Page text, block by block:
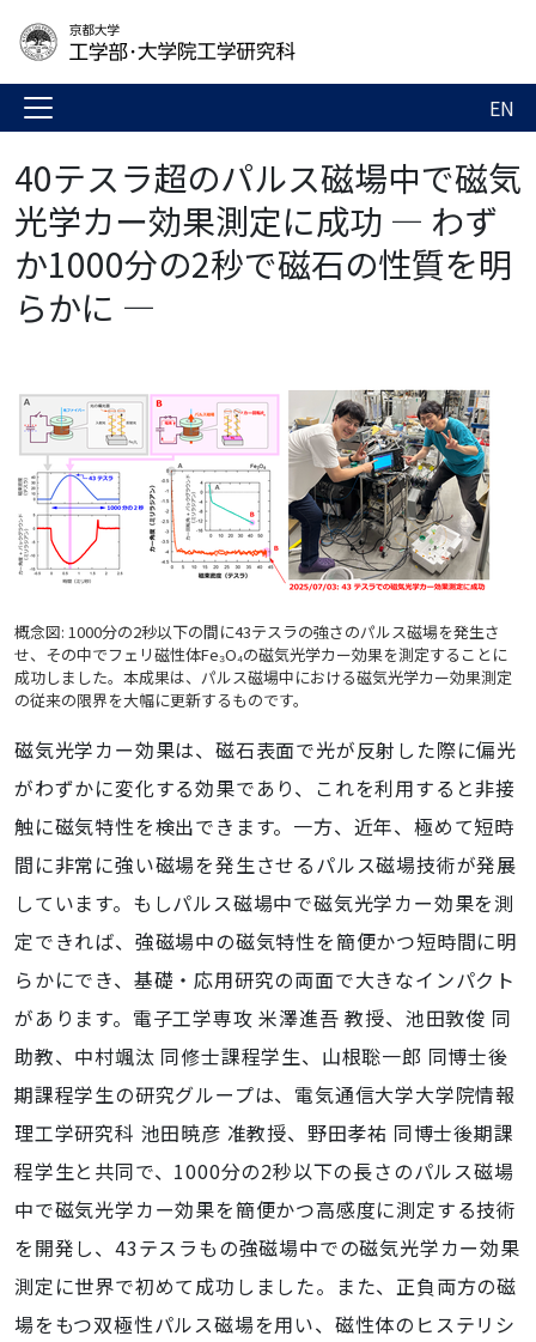
EN
40テスラ超のパルス磁場中で磁気
光学カー効果測定に成功 ― わず
か1000分の2秒で磁石の性質を明
らかに ―
概念図: 1000分の2秒以下の間に43テスラの強さのパルス磁場を発生さ
せ、その中でフェリ磁性体Fe₃O₄の磁気光学カー効果を測定することに
成功しました。本成果は、パルス磁場中における磁気光学カー効果測定
の従来の限界を大幅に更新するものです。
磁気光学カー効果は、磁石表面で光が反射した際に偏光
がわずかに変化する効果であり、これを利用すると非接
触に磁気特性を検出できます。一方、近年、極めて短時
間に非常に強い磁場を発生させるパルス磁場技術が発展
しています。もしパルス磁場中で磁気光学カー効果を測
定できれば、強磁場中の磁気特性を簡便かつ短時間に明
らかにでき、基礎・応用研究の両面で大きなインパクト
があります。電子工学専攻 米澤進吾 教授、池田敦俊 同
助教、中村颯汰 同修士課程学生、山根聡一郎 同博士後
期課程学生の研究グループは、電気通信大学大学院情報
理工学研究科 池田暁彦 准教授、野田孝祐 同博士後期課
程学生と共同で、1000分の2秒以下の長さのパルス磁場
中で磁気光学カー効果を簡便かつ高感度に測定する技術
を開発し、43テスラもの強磁場中での磁気光学カー効果
測定に世界で初めて成功しました。また、正負両方の磁
場をもつ双極性パルス磁場を用い、磁性体のヒステリシ